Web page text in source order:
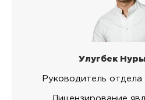
Улугбек
Руководитель отдела